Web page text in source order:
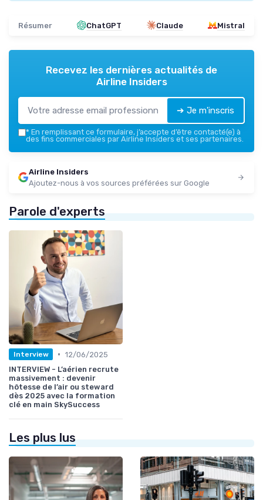
Résumer ChatGPT Claude Mistral
Recevez les dernières actualités de
Airline Insiders
➔ Je m'inscris
* En remplissant ce formulaire, j’accepte d’être contacté(e) à
des fins commerciales par Airline Insiders et ses partenaires.
Airline Insiders
Ajoutez-nous à vos sources préférées sur Google
Parole d'experts
Interview • 12/06/2025
INTERVIEW - L’aérien recrute
massivement : devenir
hôtesse de l’air ou steward
dès 2025 avec la formation
clé en main SkySuccess
Les plus lus